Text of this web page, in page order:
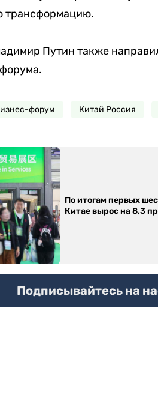
трансформацию.
Путин также
форум Китай Россия
По итогам первых
Китае вырос на 8,3
Подписывайтесь на